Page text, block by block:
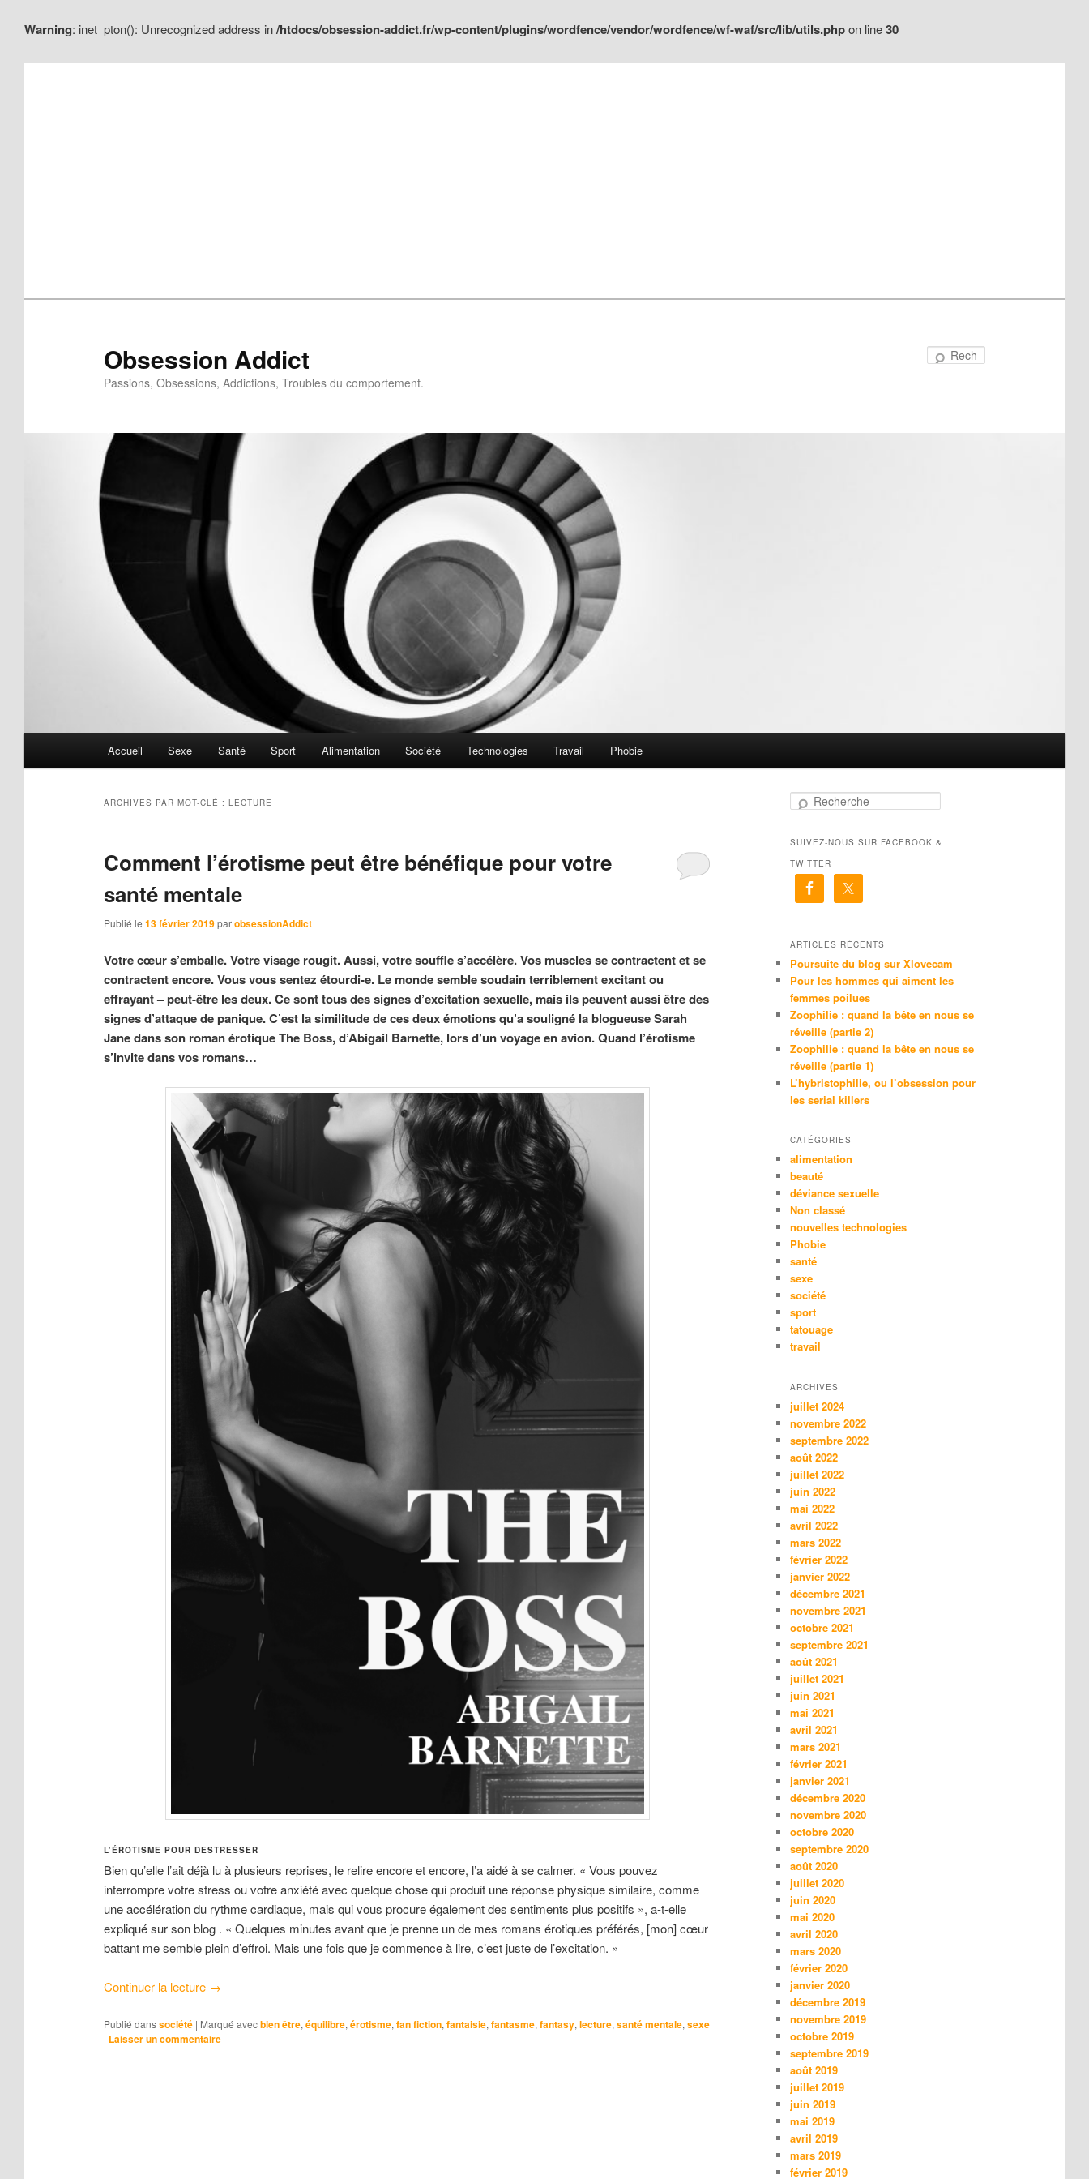
Warning: inet_pton(): Unrecognized address in/htdocs/obsession-addict.fr/wp-content/plugins/wordfence/vendor/wordfence/wf-waf/src/lib/utils.phpon line30
au
au
Obsession Addict
Passions, Obsessions, Addictions, Troubles du comportement.
Accueil Sexe Santé Sport Alimentation Société Technologies Travail Phobie
ARCHIVES PAR MOT-CLÉ : LECTURE
Comment l’érotisme peut être bénéfique pour votre
santé mentale
Publié le 13 février 2019 parobsessionAddict
Votre cœur s’emballe. Votre visage rougit. Aussi, votre souffle s’accélère. Vos muscles se contractent et se
contractent encore. Vous vous sentez étourdi-e. Le monde semble soudain terriblement excitant ou
effrayant – peut-être les deux. Ce sont tous des signes d’excitation sexuelle, mais ils peuvent aussi être des
signes d’attaque de panique. C’est la similitude de ces deux émotions qu’a souligné la blogueuse Sarah
Jane dans son roman érotique The Boss, d’Abigail Barnette, lors d’un voyage en avion. Quand l’érotisme
s’invite dans vos romans…
L’ÉROTISME POUR DESTRESSER
Bien qu’elle l’ait déjà lu à plusieurs reprises, le relire encore et encore, l’a aidé à se calmer. « Vous pouvez
interrompre votre stress ou votre anxiété avec quelque chose qui produit une réponse physique similaire, comme
une accélération du rythme cardiaque, mais qui vous procure également des sentiments plus positifs », a-t-elle
expliqué sur son blog . « Quelques minutes avant que je prenne un de mes romans érotiques préférés, [mon] cœur
battant me semble plein d’effroi. Mais une fois que je commence à lire, c’est juste de l’excitation. »
Continuer la lecture →
Publié dans société | Marqué avec bien être, équilibre, érotisme, fan fiction, fantaisie, fantasme, fantasy, lecture, santé mentale, sexe
| Laisser un commentaire
h
e
h
SUIVEZ-NOUS SUR FACEBOOK &
TWITTER
ARTICLES RÉCENTS
Poursuite du blog sur Xlovecam
Pour les hommes qui aiment les
femmes poilues
Zoophilie : quand la bête en nous se
réveille (partie 2)
Zoophilie : quand la bête en nous se
réveille (partie 1)
L’hybristophilie, ou l’obsession pour
les serial killers
CATÉGORIES
alimentation
beauté
déviance sexuelle
Non classé
nouvelles technologies
Phobie
santé
sexe
société
sport
tatouage
travail
ARCHIVES
juillet 2024
novembre 2022
septembre 2022
août 2022
juillet 2022
juin 2022
mai 2022
avril 2022
mars 2022
février 2022
janvier 2022
décembre 2021
novembre 2021
octobre 2021
septembre 2021
août 2021
juillet 2021
juin 2021
mai 2021
avril 2021
mars 2021
février 2021
janvier 2021
décembre 2020
novembre 2020
octobre 2020
septembre 2020
août 2020
juillet 2020
juin 2020
mai 2020
avril 2020
mars 2020
février 2020
janvier 2020
décembre 2019
novembre 2019
octobre 2019
septembre 2019
août 2019
juillet 2019
juin 2019
mai 2019
avril 2019
mars 2019
février 2019